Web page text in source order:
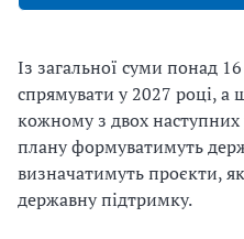
Із загальної суми понад
спрямувати у 2027 році,
кожному з двох наступних
плану формуватимуть
визначатимуть проєкти,
державну підтримку.